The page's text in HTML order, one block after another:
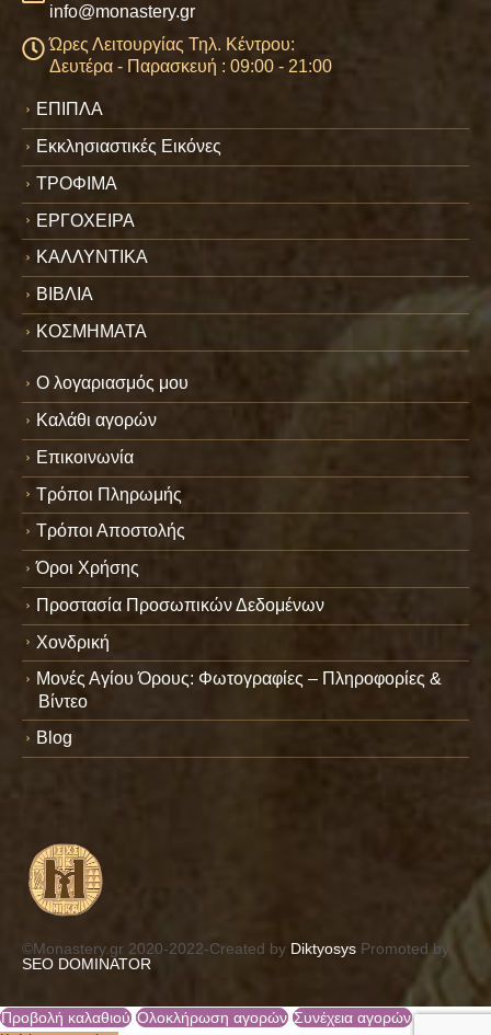
info@monastery.gr
Ώρες Λειτουργίας Τηλ. Κέντρου:
Δευτέρα - Παρασκευή : 09:00 - 21:00
ΕΠΙΠΛΑ
Εκκλησιαστικές Εικόνες
ΤΡΟΦΙΜΑ
ΕΡΓΟΧΕΙΡΑ
ΚΑΛΛΥΝΤΙΚΑ
ΒΙΒΛΙΑ
ΚΟΣΜΗΜΑΤΑ
Ο λογαριασμός μου
Καλάθι αγορών
Επικοινωνία
Τρόποι Πληρωμής
Τρόποι Αποστολής
Όροι Χρήσης
Προστασία Προσωπικών Δεδομένων
Χονδρική
Μονές Αγίου Όρους: Φωτογραφίες – Πληροφορίες &
Βίντεο
Blog
©Monastery.gr 2020-2022-Created by Diktyosys Promoted by
SEO DOMINATOR
Προβολή καλαθιού Ολοκλήρωση αγορών Συνέχεια αγορών